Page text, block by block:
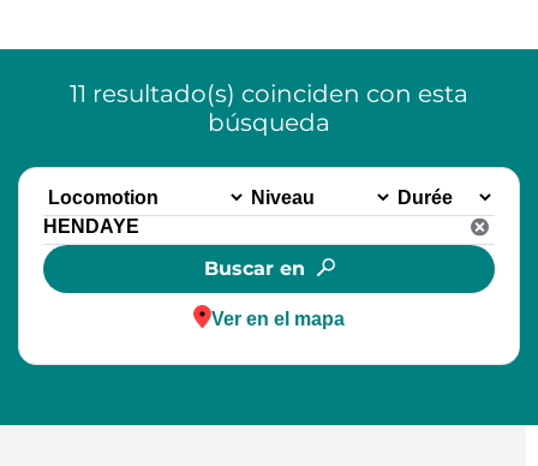
11 resultado(s) coinciden con esta
búsqueda
Buscar en
Ver en el mapa